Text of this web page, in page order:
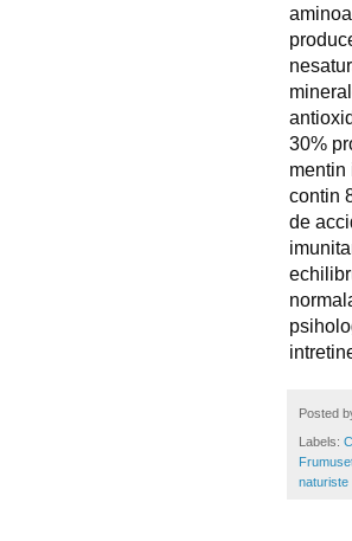
30%
mentin
contin
de
Posted
Labels:
naturiste